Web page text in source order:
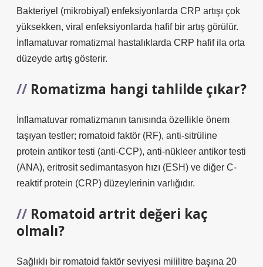
Bakteriyel (mikrobiyal) enfeksiyonlarda CRP artışı çok
yüksekken, viral enfeksiyonlarda hafif bir artış görülür.
İnflamatuvar romatizmal hastalıklarda CRP hafif ila orta
düzeyde artış gösterir.
Romatizma hangi tahlilde çıkar?
İnflamatuvar romatizmanın tanısında özellikle önem
taşıyan testler; romatoid faktör (RF), anti-sitrüline
protein antikor testi (anti-CCP), anti-nükleer antikor testi
(ANA), eritrosit sedimantasyon hızı (ESH) ve diğer C-
reaktif protein (CRP) düzeylerinin varlığıdır.
Romatoid artrit değeri kaç
olmalı?
Sağlıklı bir romatoid faktör seviyesi mililitre başına 20